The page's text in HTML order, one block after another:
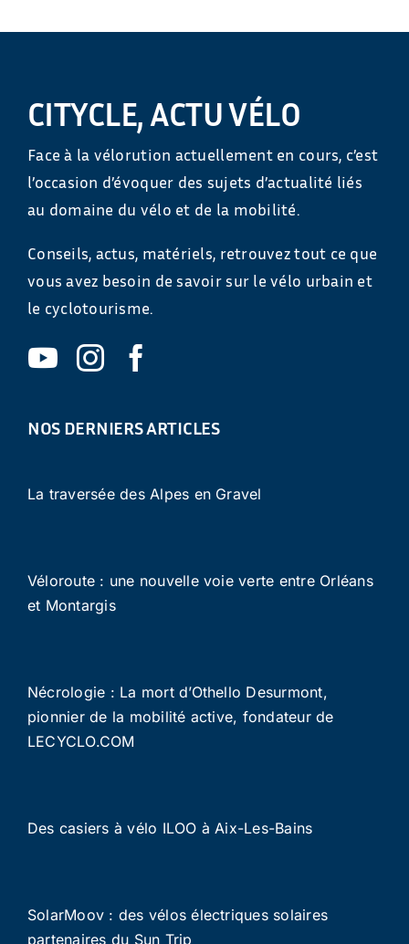
CITYCLE, ACTU VÉLO
Face à la vélorution actuellement en cours, c’est
l’occasion d’évoquer des sujets d’actualité liés
au domaine du vélo et de la mobilité.
Conseils, actus, matériels, retrouvez tout ce que
vous avez besoin de savoir sur le vélo urbain et
le cyclotourisme.
NOS DERNIERS ARTICLES
La traversée des Alpes en Gravel
Véloroute : une nouvelle voie verte entre Orléans
et Montargis
Nécrologie : La mort d’Othello Desurmont,
pionnier de la mobilité active, fondateur de
LECYCLO.COM
Des casiers à vélo ILOO à Aix-Les-Bains
SolarMoov : des vélos électriques solaires
partenaires du Sun Trip